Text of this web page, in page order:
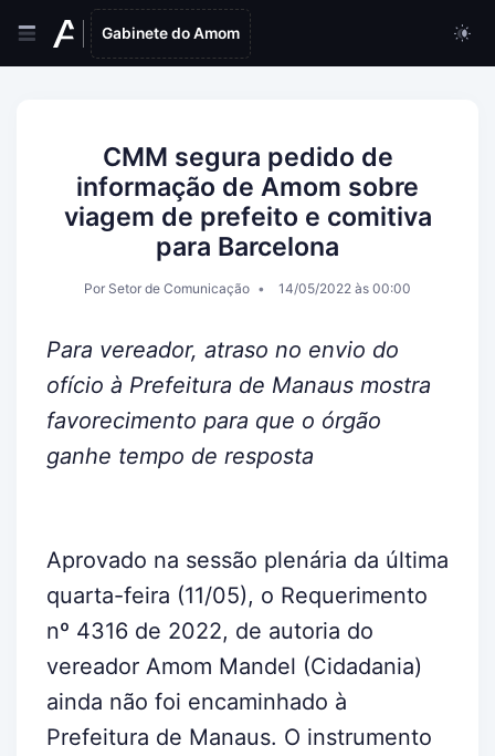
Gabinete do Amom
CMM segura pedido de
informação de Amom sobre
viagem de prefeito e comitiva
para Barcelona
Por Setor de Comunicação 14/05/2022 às 00:00
Para vereador, atraso no envio do
ofício à Prefeitura de Manaus mostra
favorecimento para que o órgão
ganhe tempo de resposta
Aprovado na sessão plenária da última
quarta-feira (11/05), o Requerimento
nº 4316 de 2022, de autoria do
vereador Amom Mandel (Cidadania)
ainda não foi encaminhado à
Prefeitura de Manaus. O instrumento